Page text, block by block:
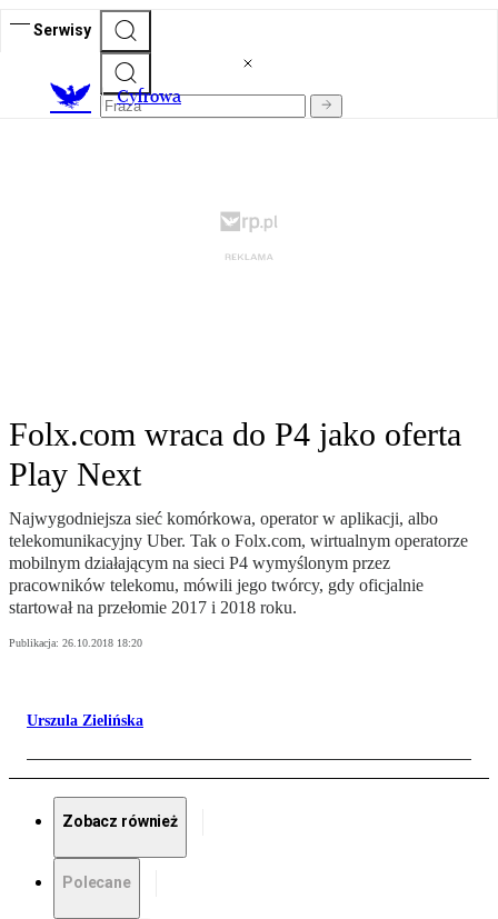
Serwisy
Cyfrowa
Folx.com wraca do P4 jako oferta
Play Next
Najwygodniejsza sieć komórkowa, operator w aplikacji, albo
telekomunikacyjny Uber. Tak o Folx.com, wirtualnym operatorze
mobilnym działającym na sieci P4 wymyślonym przez
pracowników telekomu, mówili jego twórcy, gdy oficjalnie
startował na przełomie 2017 i 2018 roku.
Publikacja: 26.10.2018 18:20
Urszula Zielińska
Zobacz również
Polecane